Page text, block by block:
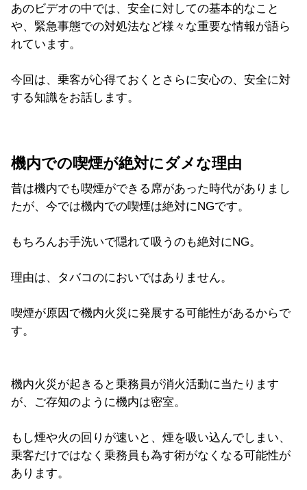
あのビデオの中では、安全に対しての基本的なこと
や、緊急事態での対処法など様々な重要な情報が語ら
れています。
今回は、乗客が心得ておくとさらに安心の、安全に対
する知識をお話します。
機内での喫煙が絶対にダメな理由
昔は機内でも喫煙ができる席があった時代がありまし
たが、今では機内での喫煙は絶対にNGです。
もちろんお手洗いで隠れて吸うのも絶対にNG。
理由は、タバコのにおいではありません。
喫煙が原因で機内火災に発展する可能性があるからで
す。
機内火災が起きると乗務員が消火活動に当たります
が、ご存知のように機内は密室。
もし煙や火の回りが速いと、煙を吸い込んでしまい、
乗客だけではなく乗務員も為す術がなくなる可能性が
あります。